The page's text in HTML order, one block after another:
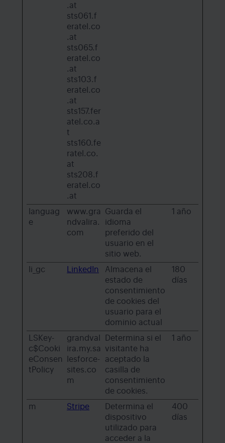
.at
sts061.f
eratel.co
.at
sts065.f
eratel.co
.at
sts103.f
eratel.co
.at
sts157.fer
atel.co.a
t
sts160.fe
ratel.co.
at
sts208.f
eratel.co
.at
languag
e
www.gra
ndvalira.
com
Guarda el
idioma
preferido del
usuario en el
sitio web.
1 año
li_gc LinkedIn
Almacena el
estado de
consentimiento
de cookies del
usuario para el
dominio actual
180
días
LSKey-
c$Cooki
eConsen
tPolicy
grandval
ira.my.sa
lesforce-
sites.co
m
Determina si el
visitante ha
aceptado la
casilla de
consentimiento
de cookies.
1 año
m Stripe
Determina el
dispositivo
utilizado para
acceder a la
400
días